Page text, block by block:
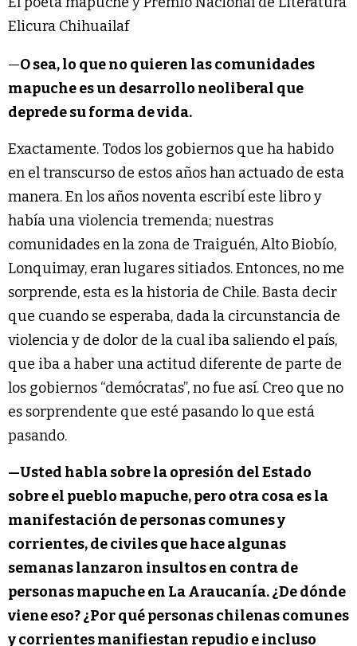
Elicura Chihuailaf
—O sea, lo que no quieren las comunidades
mapuche es un desarrollo neoliberal que
deprede su forma de vida.
Exactamente. Todos los gobiernos que ha habido
en el transcurso de estos años han actuado de esta
manera. En los años noventa escribí este libro y
había una violencia tremenda; nuestras
comunidades en la zona de Traiguén, Alto Biobío,
Lonquimay, eran lugares sitiados. Entonces, no me
sorprende, esta es la historia de Chile. Basta decir
que cuando se esperaba, dada la circunstancia de
violencia y de dolor de la cual iba saliendo el país,
que iba a haber una actitud diferente de parte de
los gobiernos “demócratas”, no fue así. Creo que no
es sorprendente que esté pasando lo que está
pasando.
—Usted habla sobre la opresión del Estado
sobre el pueblo mapuche, pero otra cosa es la
manifestación de personas comunes y
corrientes, de civiles que hace algunas
semanas lanzaron insultos en contra de
personas mapuche en La Araucanía. ¿De dónde
viene eso? ¿Por qué personas chilenas comunes
y corrientes manifiestan repudio e incluso